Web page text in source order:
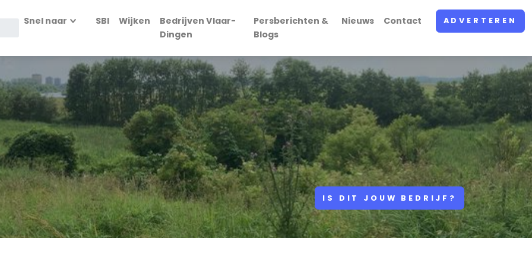
Snel naar SBI Wijken
Bedrijven Vlaar-
Dingen
Persberichten &
Blogs
Nieuws Contact ADVERTEREN
IS DIT JOUW BEDRIJF?